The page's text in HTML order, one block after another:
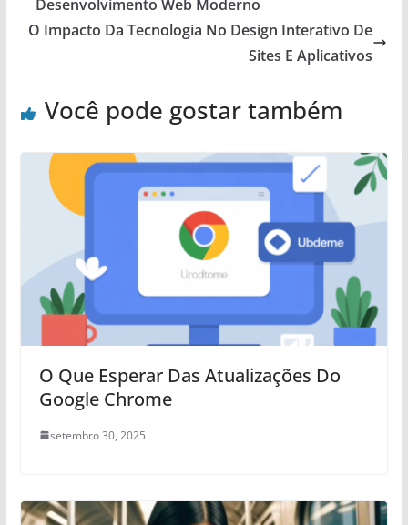
Desenvolvimento Web Moderno
O Impacto Da Tecnologia No Design Interativo De
Sites E Aplicativos
Você pode gostar também
O Que Esperar Das Atualizações Do
Google Chrome
setembro 30, 2025